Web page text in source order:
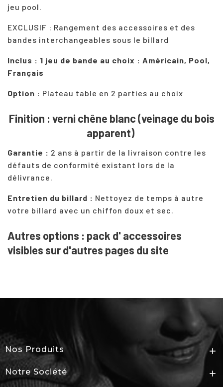
jeu pool.
EXCLUSIF : Rangement des accessoires et des
bandes interchangeables sous le billard
Inclus : 1 jeu de bande au choix : Américain, Pool,
Français
Option : Plateau table en 2 parties au choix
Finition : verni chêne blanc(veinage du bois
apparent)
Garantie : 2 ans à partir de la livraison contre les
défauts de conformité existant lors de la
délivrance.
Entretien du billard : Nettoyez de temps à autre
votre billard avec un chiffon doux et sec.
Autres options : pack d' accessoires
visibles sur d'autres pages du site
Nos Produits 
Notre Société 